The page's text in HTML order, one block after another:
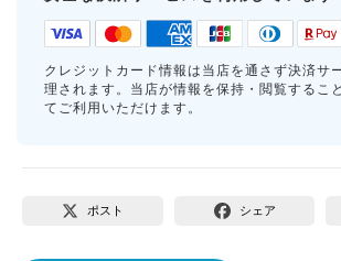
クレジットカード情報は当店を通さず決済サ
理されます。当店が情報を保持・閲覧するこ
てご利用いただけます。
ポスト シェア